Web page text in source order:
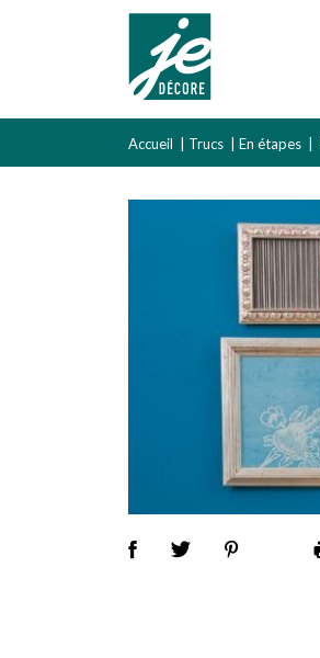
Accueil Trucs En étapes